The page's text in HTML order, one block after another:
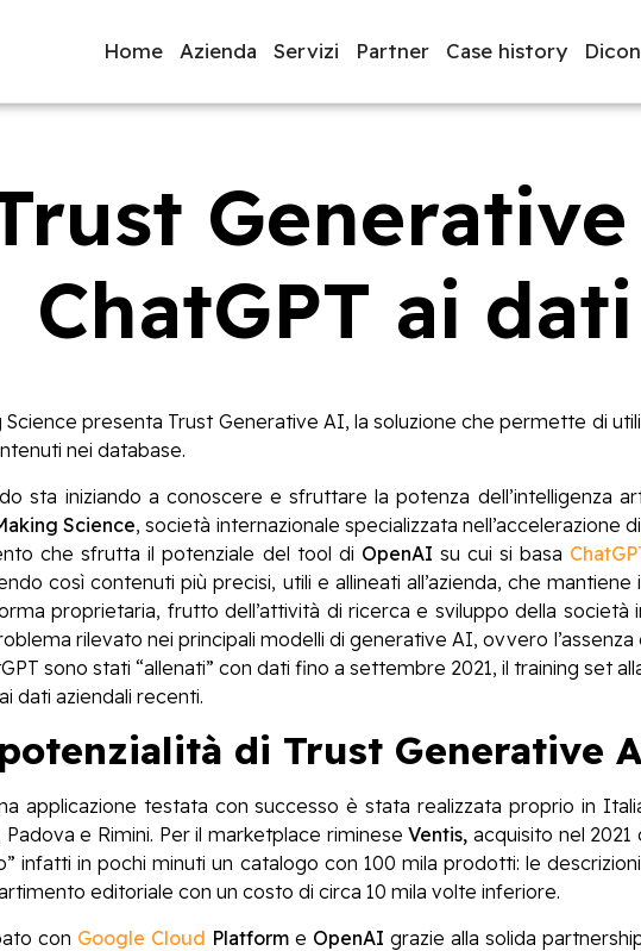
Home Azienda Servizi Partner Case history
Bandi ISO 27001 Sviluppo software BeeProd
le pagine consigliate.
ChatGPT ai
Science presenta Trust Generative AI, la soluzione che permette di
nei database.
sta iniziando a conoscere e sfruttare la potenza dell’intelligenza
Science, società internazionale specializzata nell’accelerazione
che sfrutta il potenziale del tool di OpenAI su cui si basa
così contenuti più precisi, utili e allineati all’azienda, che
proprietaria, frutto dell’attività di ricerca e sviluppo della società
rilevato nei principali modelli di generative AI, ovvero
sono stati “allenati” con dati fino a settembre 2021, il training set
dati aziendali recenti.
di Trust Generative
applicazione testata con successo è stata realizzata proprio in
Padova e Rimini. Per il marketplace rimineseVentis, acquisito nel
infatti in pochi minuti un catalogo con 100 mila prodotti: le
editoriale con un costo di circa 10 mila volte inferiore.
con Google Cloud Platforme OpenAI grazie alla solida